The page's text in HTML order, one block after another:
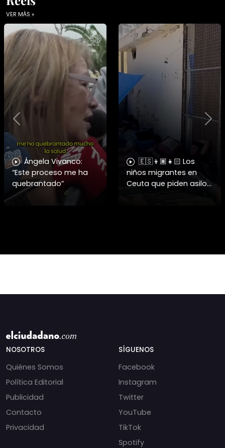
VER MÁS »
Ángela Vivanco:
“Este proceso me ha
quebrantado”
🇪🇸👦🏽👧🏻 Los
niños migrantes en
Ceuta que piden asilo
Previous
NOSOTROS
Quiénes Somos
Política Editorial
Publicidad
Contacto
Privacidad
SÍGUENOS
Facebook
Instagram
Twitter
YouTube
TikTok
Spotify